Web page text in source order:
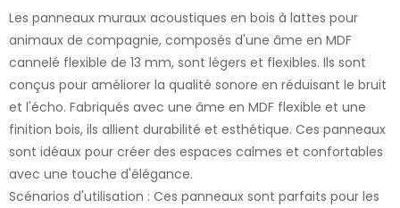
Les panneaux muraux acoustiques en bois à lattes pour
animaux de compagnie, composés d'une âme en MDF
cannelé flexible de 13 mm, sont légers et flexibles. Ils sont
conçus pour améliorer la qualité sonore en réduisant le bruit
et l'écho. Fabriqués avec une âme en MDF flexible et une
finition bois, ils allient durabilité et esthétique. Ces panneaux
sont idéaux pour créer des espaces calmes et confortables
avec une touche d'élégance.
Scénarios d'utilisation : Ces panneaux sont parfaits pour les